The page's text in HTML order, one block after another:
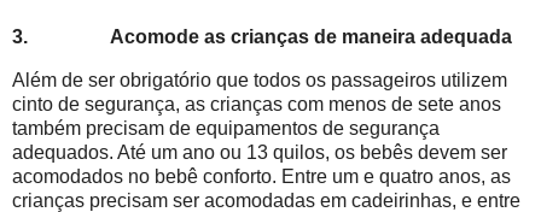
3. Acomode as crianças de maneira adequada
Além de ser obrigatório que todos os passageiros utilizem
cinto de segurança, as crianças com menos de sete anos
também precisam de equipamentos de segurança
adequados. Até um ano ou 13 quilos, os bebês devem ser
acomodados no bebê conforto. Entre um e quatro anos, as
crianças precisam ser acomodadas em cadeirinhas, e entre